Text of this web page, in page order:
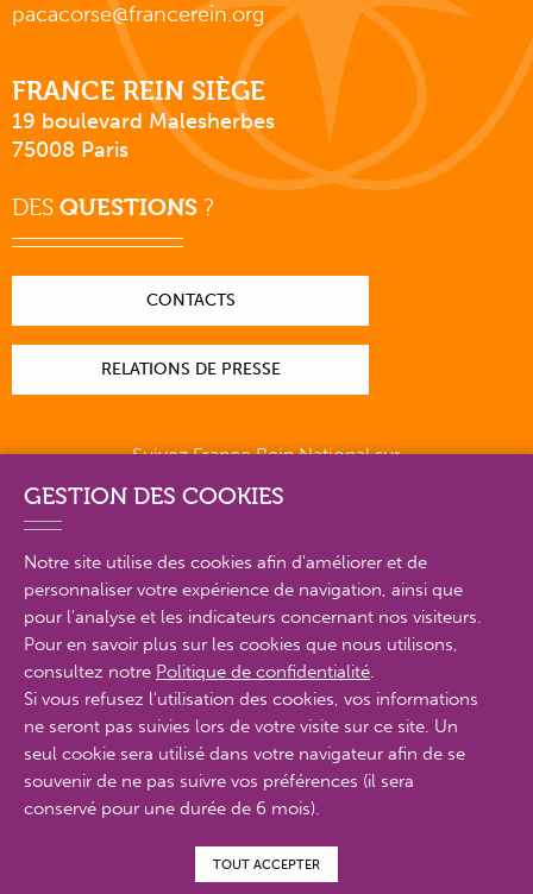
pacacorse@francerein.org
FRANCE REIN SIÈGE
19 boulevard Malesherbes
75008 Paris
DES QUESTIONS ?
CONTACTS
RELATIONS DE PRESSE
Suivez France Rein National sur
PLAN DU SITE EN DÉTAIL
© Proximit Digital 2022
MENTIONS LÉGALES
POLITIQUE DE CONFIDENTIALITÉ
CONTACTS
GESTION DES COOKIES
Notre site utilise des cookies afin d'améliorer et de
personnaliser votre expérience de navigation, ainsi que
pour l'analyse et les indicateurs concernant nos visiteurs.
Pour en savoir plus sur les cookies que nous utilisons,
consultez notre Politique de confidentialité.
Si vous refusez l'utilisation des cookies, vos informations
ne seront pas suivies lors de votre visite sur ce site. Un
seul cookie sera utilisé dans votre navigateur afin de se
souvenir de ne pas suivre vos préférences (il sera
conservé pour une durée de 6 mois).
TOUT ACCEPTER